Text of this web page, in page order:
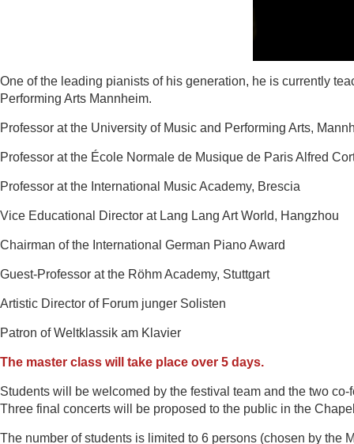
One of the leading pianists of his generation, he is currently
Performing Arts Mannheim.
Professor at the University of Music and Performing Arts,
Professor at the École Normale de Musique de Paris Alfred
Professor at the International Music Academy, Brescia
Vice Educational Director at Lang Lang Art World, Hangzhou
Chairman of the International German Piano Award
Guest-Professor at the Röhm Academy, Stuttgart
Artistic Director of Forum junger Solisten
Patron of Weltklassik am Klavier
The master class will take place over 5 days.
Students will be welcomed by the festival team and the two
Three final concerts will be proposed to the public in the
The number of students is limited to 6 persons (chosen by the